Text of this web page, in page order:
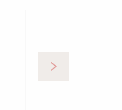
Bretagne, ces...